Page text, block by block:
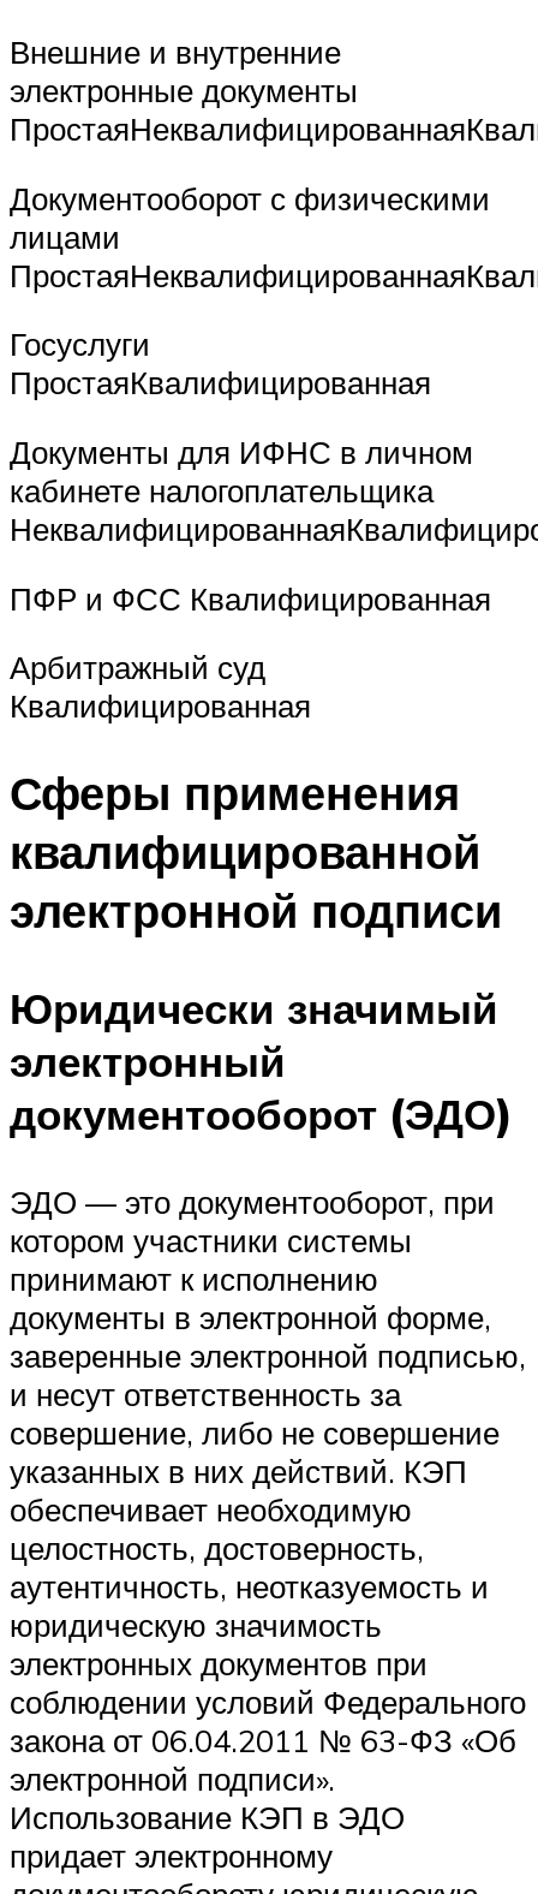
Внешние и внутренние
электронные документы
Документооборот с физическими
лицами
Госуслуги
ПростаяКвалифицированная
Документы для ИФНС в личном
кабинете налогоплательщика
ПФР и ФСС Квалифицированная
Арбитражный суд
Квалифицированная
Сферы применения
квалифицированной
электронной подписи
Юридически значимый
электронный
документооборот (ЭДО)
ЭДО — это документооборот, при
котором участники системы
принимают к исполнению
документы в электронной форме,
заверенные электронной подписью,
и несут ответственность за
совершение, либо не совершение
указанных в них действий. КЭП
обеспечивает необходимую
целостность, достоверность,
аутентичность, неотказуемость и
юридическую значимость
электронных документов при
соблюдении условий Федерального
закона от 06.04.2011 № 63-ФЗ «Об
электронной подписи».
Использование КЭП в ЭДО
придает электронному